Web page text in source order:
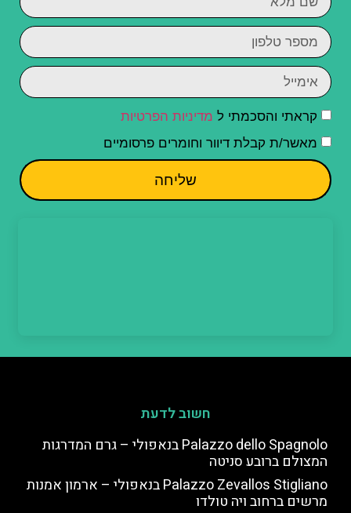
קראתי והסכמתי ל מדיניות הפרטיות
מאשר/ת קבלת דיוור וחומרים פרסומיים
שליחה
חשוב לדעת
Palazzo dello Spagnolo בנאפולי – גרם המדרגות
המצולם ברובע סניטה
Palazzo Zevallos Stigliano בנאפולי – ארמון אמנות
מרשים ברחוב ויה טולדו